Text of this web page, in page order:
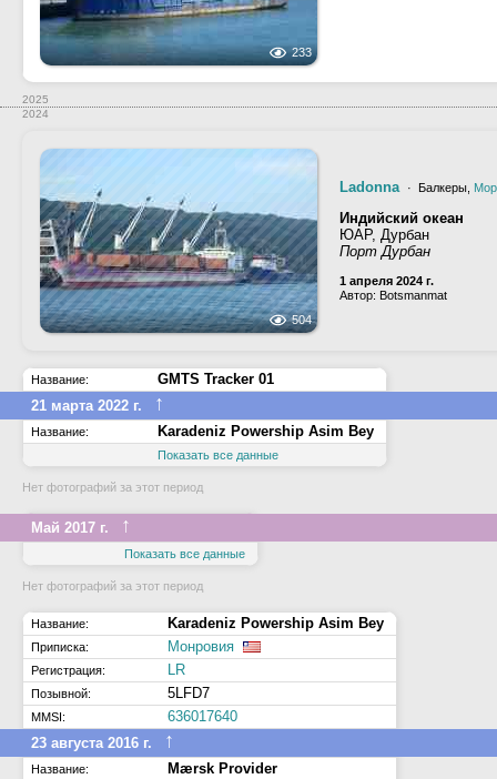
233
2025
2024
504
Ladonna · Балкеры,
Индийский океан
ЮАР, Дурбан
Порт Дурбан
1 апреля 2024 г.
Автор: Botsmanmat
Название:
GMTS Tracker 01
21 марта 2022 г.
↑
Название: Karadeniz Powership Asim Bey
Показать все данные
Нет фотографий за этот период
Май 2017 г. ↑
Показать все данные
Нет фотографий за этот период
Название: Karadeniz Powership Asim Bey
Приписка: Монровия
Регистрация: LR
Позывной: 5LFD7
MMSI:
636017640
23 августа 2016 г.
↑
Название: Mærsk Provider